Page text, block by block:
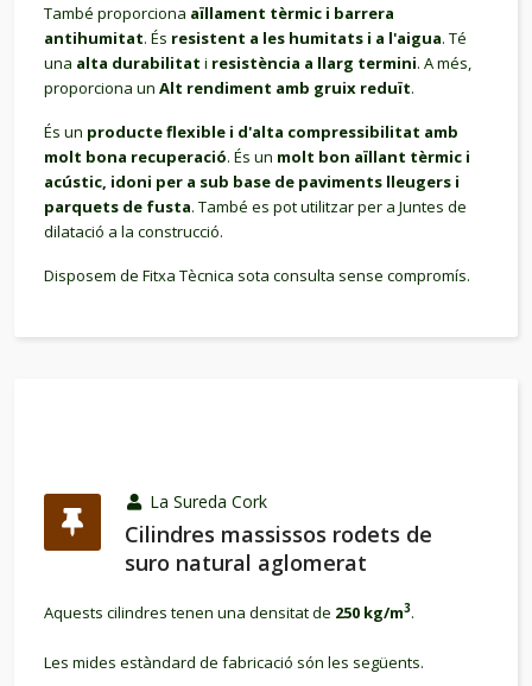
També proporciona aïllament tèrmic i barrera
antihumitat. És resistent a les humitats i a l'aigua. Té
una alta durabilitat i resistència a llarg termini. A més,
proporciona un Alt rendiment amb gruix reduït.
És un producte flexible i d'alta compressibilitat amb
molt bona recuperació. És un molt bon aïllant tèrmic i
acústic, idoni per a sub base de paviments lleugers i
parquets de fusta. També es pot utilitzar per a Juntes de
dilatació a la construcció.
Disposem de Fitxa Tècnica sota consulta sense compromís.
La Sureda Cork
Cilindres massissos rodets de
suro natural aglomerat
Aquests cilindres tenen una densitat de 250 kg/m3.
Les mides estàndard de fabricació són les següents.